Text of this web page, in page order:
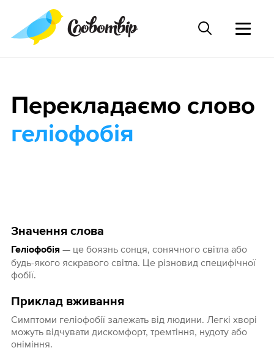
Значення слова
Геліофобія— це боязнь сонця, сонячного світла або
будь-якого яскравого світла. Це різновид специфічної
фобії.
Приклад вживання
Симптоми геліофобії залежать від людини. Легкі хворі
можуть відчувати дискомфорт, тремтіння, нудоту або
оніміння.
Перекладаємо слово
геліофобія